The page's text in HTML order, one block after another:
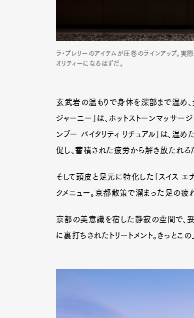
ラ•プレリーのアイテムが圧巻のラインアップ。実
オリティーになるはずだ。
玄武岩の温もりで身体を深部まで温め、
ジャーニー」は、ホットストーンマッサー
ンブー バイタリティ リチュアル」は、
促し、蓄積された疲労から解き放たれる
そして頭皮と足元に特化した「スイス エ
クメニュー。京都散策で溜まった足の疲
京都の美意識を宿した静寂の空間で、
に裏打ちされたトリートメント。きっとこ